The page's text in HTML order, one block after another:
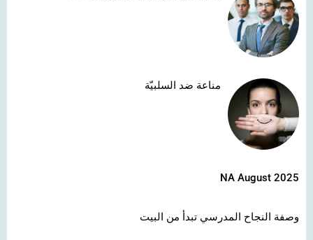
مناعة ضد السلبيّة
NA August 2025
وصفة النجاح المدرسي تبدأ من البيت